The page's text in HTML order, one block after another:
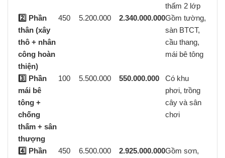
thấm 2 lớp
2️⃣ Phần
thân (xây
thô + nhân
công hoàn
thiện)
450 5.200.000 2.340.000.000Gồm tường,
sàn BTCT,
cầu thang,
mái bê tông
3️⃣ Phần
mái bê
tông +
chống
thấm + sân
thượng
100 5.500.000 550.000.000
Có khu
phơi, trồng
cây và sân
chơi
4️⃣ Phần
450 6.500.000 2.925.000.000Gồm sơn,